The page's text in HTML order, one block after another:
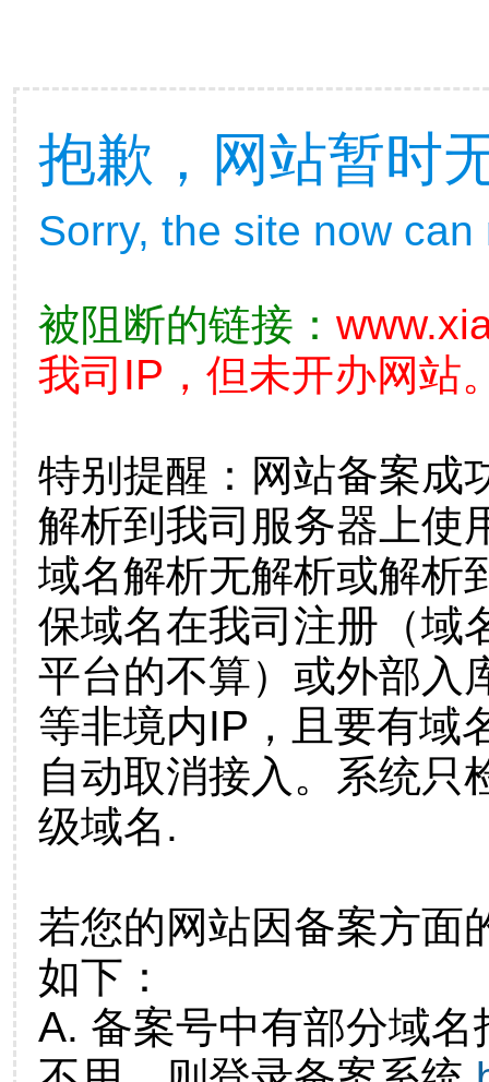
抱歉，网站暂时
Sorry, the site now
被阻断的链接：
我司IP，但未开办网站
特别提醒：网站备案成
解析到我司服务器上使
域名解析无解析或解析
保域名在我司注册（域
平台的不算）或外部入
等非境内IP，且要有域
自动取消接入。系统只
级域名.
若您的网站因备案方面
如下：
A. 备案号中有部分域